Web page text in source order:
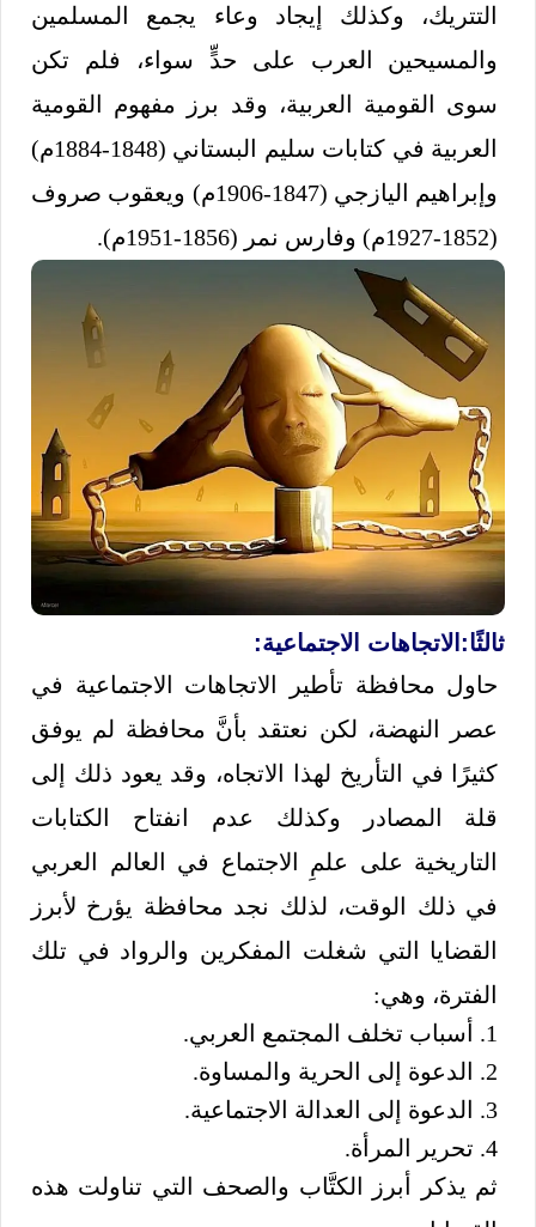
التتريك، وكذلك إيجاد وعاء يجمع المسلمين
والمسيحين العرب على حدٍّ سواء، فلم تكن
سوى القومية العربية، وقد برز مفهوم القومية
العربية في كتابات سليم البستاني (1848-1884م)
وإبراهيم اليازجي (1847-1906م) ويعقوب صروف
(1852-1927م) وفارس نمر (1856-1951م).
ثالثًا: الاتجاهات الاجتماعية:
حاول محافظة تأطير الاتجاهات الاجتماعية في
عصر النهضة، لكن نعتقد بأنَّ محافظة لم يوفق
كثيرًا في التأريخ لهذا الاتجاه، وقد يعود ذلك إلى
قلة المصادر وكذلك عدم انفتاح الكتابات
التاريخية على علمِ الاجتماع في العالم العربي
في ذلك الوقت، لذلك نجد محافظة يؤرخ لأبرز
القضايا التي شغلت المفكرين والرواد في تلك
الفترة، وهي:
1. أسباب تخلف المجتمع العربي.
2. الدعوة إلى الحرية والمساوة.
3. الدعوة إلى العدالة الاجتماعية.
4. تحرير المرأة.
ثم يذكر أبرز الكتَّاب والصحف التي تناولت هذه